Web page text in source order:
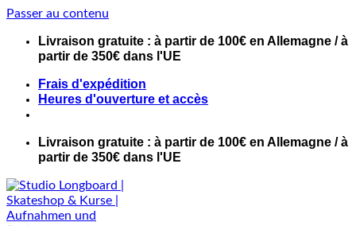
Passer au contenu
Livraison gratuite : à partir de 100€ en Allemagne / à
partir de 350€ dans l'UE
Frais d'expédition
Heures d'ouverture et accès
Livraison gratuite : à partir de 100€ en Allemagne / à
partir de 350€ dans l'UE